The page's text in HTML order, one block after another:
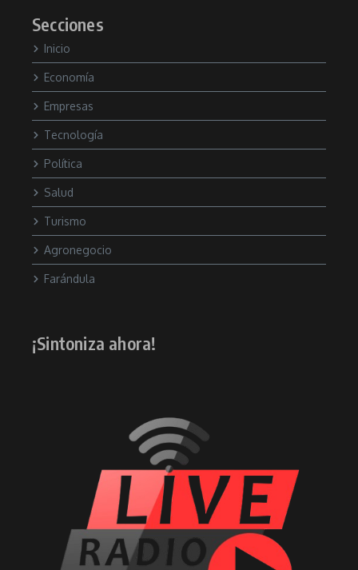
Secciones
Inicio
Economía
Empresas
Tecnología
Política
Salud
Turismo
Agronegocio
Farándula
¡Sintoniza ahora!